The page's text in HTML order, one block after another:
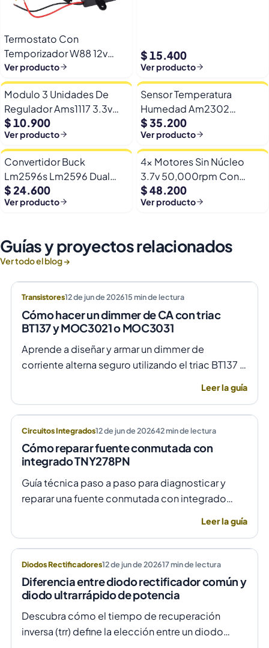
Termostato Con
Temporizador W88 12v
Automatico Frio Calor
Ver producto
$ 15.400
Ver producto
Modulo 3 Unidades De
Regulador Ams1117 3.3v
Yp-8 Con Pines
$ 10.900
Ver producto
Sensor Temperatura
Humedad Am2302
Dht22/am2302 Digital
Esp32
$ 35.200
Ver producto
Convertidor Buck
Lm2596s Lm2596 Dual
Usb 9-36v A 5v Dc Jack
$ 24.600
Ver producto
4x Motores Sin Núcleo
3.7v 50,000rpm Con
Helices Micro Fpv
$ 48.200
Ver producto
Guías y proyectos relacionados
Ver todo el blog →
Transistores12 de jun de 202615min de lectura
Cómo hacer un dimmer de CA con triac
BT137 y MOC3021 o MOC3031
Aprende a diseñar y armar un dimmer de
corriente alterna seguro utilizando el triac BT137 y
Leer la guía
Circuitos Integrados12 de jun de 202642min de lectura
Cómo reparar fuente conmutada con
integrado TNY278PN
Guía técnica paso a paso para diagnosticar y
reparar una fuente conmutada con integrado
Leer la guía
Diodos Rectificadores12 de jun de 202617min de lectura
Diferencia entre diodo rectificador común y
diodo ultrarrápido de potencia
Descubra cómo el tiempo de recuperación
inversa (trr) define la elección entre un diodo